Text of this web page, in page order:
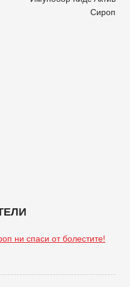
Сироп
ни спаси от болестите!